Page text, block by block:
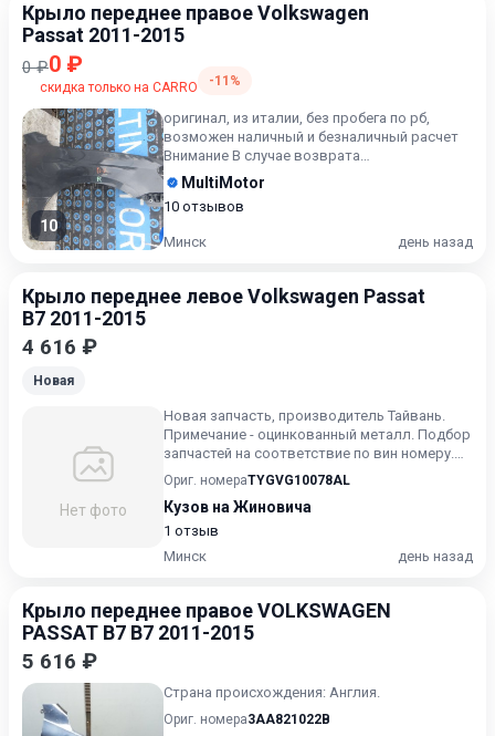
Крыло переднее правое Volkswagen
Passat 2011-2015
0 ₽0 ₽
скидка только на CARRO -11%
10
оригинал, из италии, без пробега по рб,
возможен наличный и безналичный расчет
Внимание В случае возврата
приобретённого товара, затраты кли...
MultiMotor
10 отзывов
Минск день назад
Крыло переднее левое Volkswagen Passat
B7 2011-2015
4 616 ₽
Новая
Нет фото
Новая запчасть, производитель Тайвань.
Примечание - оцинкованный металл. Подбор
запчастей на соответствие по вин номеру.
Пишите в Вайбер. Зв...
Ориг. номераTYGVG10078AL
Кузов на Жиновича
1 отзыв
Минск
день назад
Крыло переднее правое VOLKSWAGEN
PASSAT B7 B7 2011-2015
5 616 ₽
Страна происхождения: Англия.
Ориг. номера3AA821022B